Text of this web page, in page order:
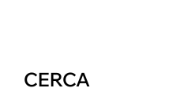
CERCA